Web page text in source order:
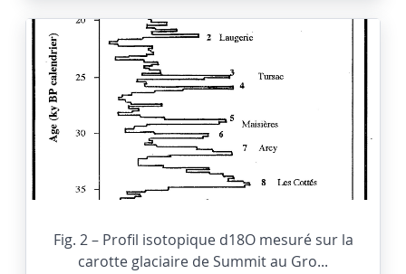
Fig. 2 – Profil isotopique d18O mesuré sur la
carotte glaciaire de Summit au Gro...